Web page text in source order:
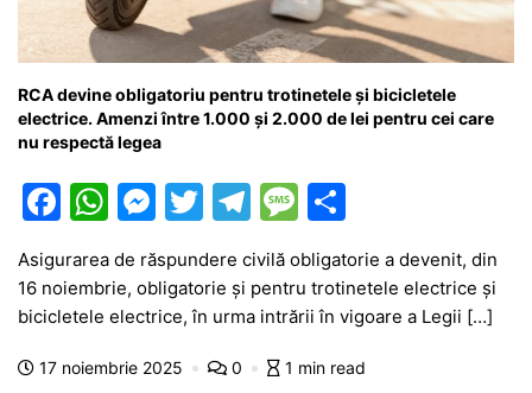
RCA devine obligatoriu pentru trotinetele și bicicletele
electrice. Amenzi între 1.000 și 2.000 de lei pentru cei care
nu respectă legea
F
c
e
b
W
at
s
A
M
s
s
e
T
itt
er
T
el
e
gr
a
M
e
s
s
a
ar
ta
je
a
Asigurarea de răspundere civilă obligatorie a devenit, din
16 noiembrie, obligatorie și pentru trotinetele electrice și
bicicletele electrice, în urma intrării în vigoare a Legii […]
17 noiembrie 2025 0 1 min read